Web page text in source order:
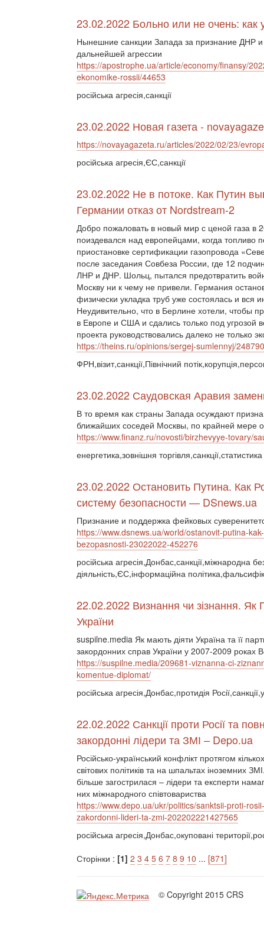
23.02.2022 Больно или не очень: как
Нынешние санкции Запада за признание ДНР
дальнейшей агрессии
https://apostrophe.ua/article/economy/finansy/
ekonomike-rossii/44653
російська агресія,санкції
23.02.2022 Новая газета -
https://novayagazeta.ru/articles/2022/02/23/
російська агресія,ЄС,санкції
23.02.2022 Не в потоке. Как Путин
Германии отказ от Nordstream-2
Добро пожаловать в новый мир с ценой газа в
поиздевался над европейцами, когда топливо
приостановке сертификации газопровода
после заседания Совбеза России, где 12
ЛНР и ДНР. Шольц, пытался предотвратить
Москву ни к чему не привели. Германия
физически укладка труб уже состоялась и
Неудивительно, что в Берлине хотели, чтобы
в Европе и США и сдались только под
проекта руководствовались далеко не только
https://theins.ru/opinions/sergej-sumlennyj/248790
ФРН,візит,санкції,Північний
23.02.2022 Саудовская Аравия
В то время как страны Запада осуждают
ближайших соседей Москвы, по крайней мере
https://www.finanz.ru/novosti/birzhevyye-tovary/
енергетика,зовнішня торгівля,санкції,статистика
23.02.2022 Остановить Путина. Как
систему безопасности — DSnews.ua
Признание и поддержка фейковых
https://www.dsnews.ua/world/ostanovit-putina-
bezopasnosti-23022022-452276
російська агресія,Донбас,санкції,міжнародна
діяльність,ЄС,інформаційна
22.02.2022 Визнання чи зізнання. Як
України
suspilne.media Як мають діяти Україна та її
закордонних справ України у 2007-2009 роках
https://suspilne.media/209681-viznanna-ci-
komentue-diplomat/
російська агресія,Донбас,протидія
22.02.2022 Санкції проти Росії та
закордонні лідери та ЗМІ – Depo.ua
Російсько-український конфлікт протягом
світових політиків та на шпальтах іноземних
більше загострилася – лідери та експерти
них міжнародного співтовариства
https://www.depo.ua/ukr/politics/sanktsii-proti-
zakordonni-lideri-ta-zmi-202202221427565
російська агресія,Донбас,окуповані
Сторінки : [1] 2 3 4 5 6 7 8 9 10 ... [871]
© Copyright 2015 CRS